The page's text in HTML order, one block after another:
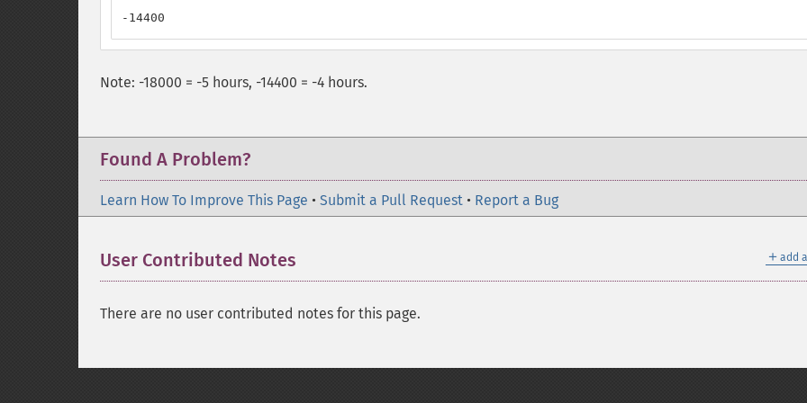
-14400
Note: -18000 = -5 hours, -14400 = -4 hours.
Found A Problem?
Learn How To Improve This Page • Submit a Pull Request • Report a Bug
＋ add
User Contributed Notes
There are no user contributed notes for this page.